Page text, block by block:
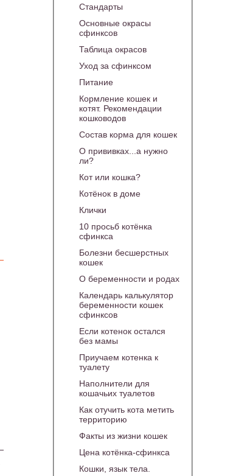
Стандарты
Основные окрасы
сфинксов
Таблица окрасов
Уход за сфинксом
Питание
Кормление кошек и
котят. Рекомендации
кошководов
Состав корма для кошек
О прививках...а нужно
ли?
Кот или кошка?
Котёнок в доме
Клички
10 просьб котёнка
сфинкса
Болезни бесшерстных
кошек
О беременности и родах
Календарь калькулятор
беременности кошек
сфинксов
Если котенок остался
без мамы
Приучаем котенка к
туалету
Наполнители для
кошачьих туалетов
Как отучить кота метить
территорию
Факты из жизни кошек
Цена котёнка-сфинкса
Кошки, язык тела.